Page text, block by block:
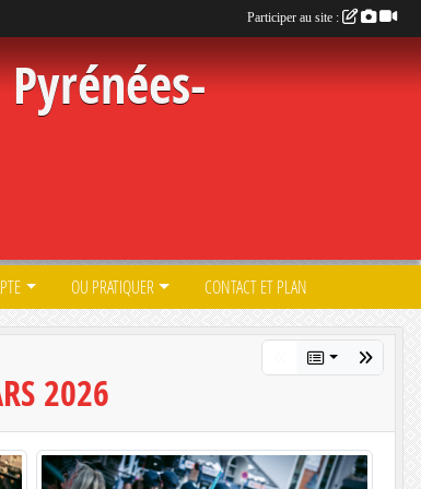
OU PRATIQUER CONTACT ET PLAN
2026
Participer au site :